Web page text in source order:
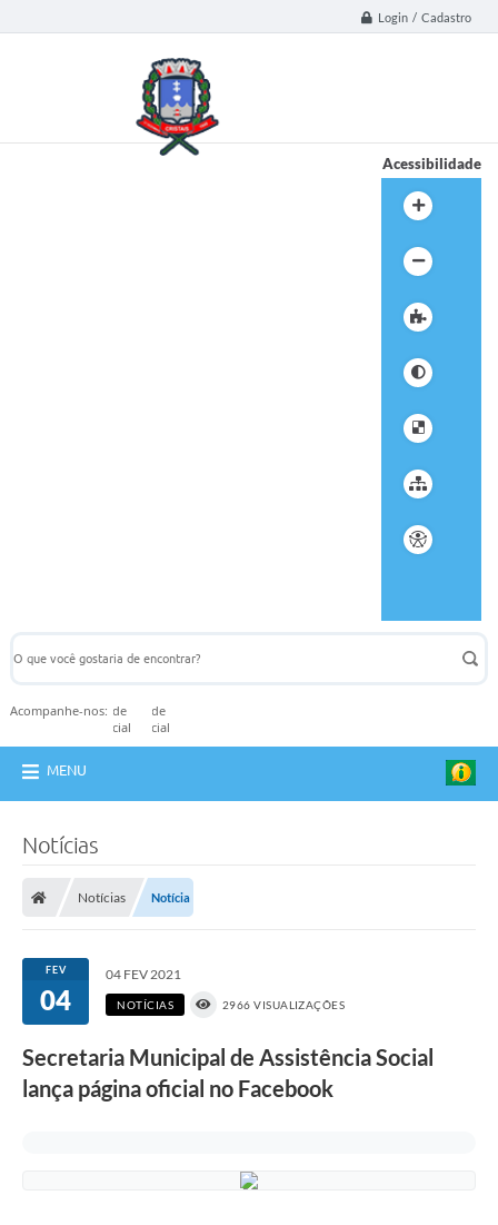
Login / Cadastro
Acessibilidade
Acompanhe-nos:
MENU
Notícias
Notícias Notícia
FEV
04
04 FEV 2021
NOTÍCIAS 2966 VISUALIZAÇÕES
Secretaria Municipal de Assistência Social
lança página oficial no Facebook